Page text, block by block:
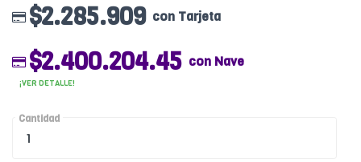
$2.285.909 con Tarjeta
$2.400.204.45 con Nave
¡VER DETALLE!
Cantidad